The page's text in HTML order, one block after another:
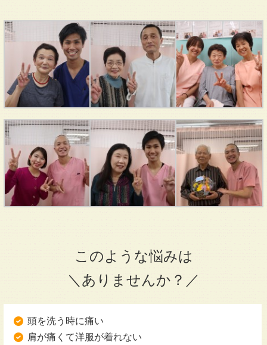
このような悩みは
＼ありませんか？／
頭を洗う時に痛い
肩が痛くて洋服が着れない